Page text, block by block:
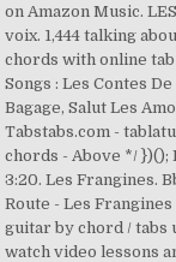
on Amazon Music.
voix. 1,444 talking
chords with online tab
Songs : Les Contes
Bagage, Salut Les
Tabstabs.com -
chords - Above */ })();
3:20. Les Frangines.
Route - Les
guitar by chord / tabs
watch video lessons